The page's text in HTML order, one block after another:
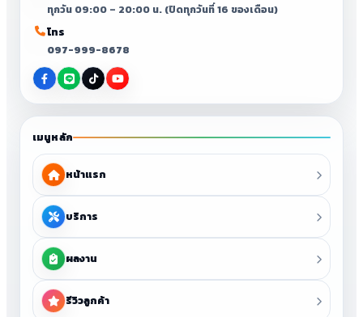
ทุกวัน 09:00 – 20:00 น. (ปิดทุกวันที่ 16 ของเดือน)
โทร
097-999-8678
เมนูหลัก
หน้าแรก
บริการ
ผลงาน
รีวิวลูกค้า